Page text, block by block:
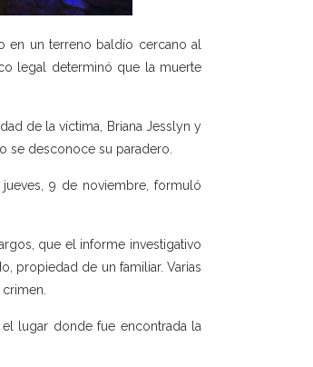
en un terreno baldío cercano al
legal determinó que la muerte
de la víctima, Briana Jesslyn y
se desconoce su paradero.
9 de noviembre, formuló
que el informe investigativo
propiedad de un familiar. Varias
lugar donde fue encontrada la